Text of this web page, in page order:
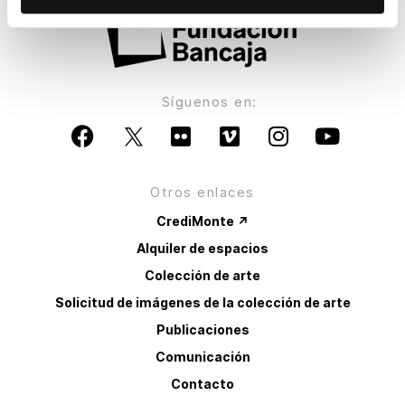
Síguenos en:
Otros enlaces
CrediMonte ↗
Alquiler de espacios
Colección de arte
Solicitud de imágenes de la colección de arte
Publicaciones
Comunicación
Contacto